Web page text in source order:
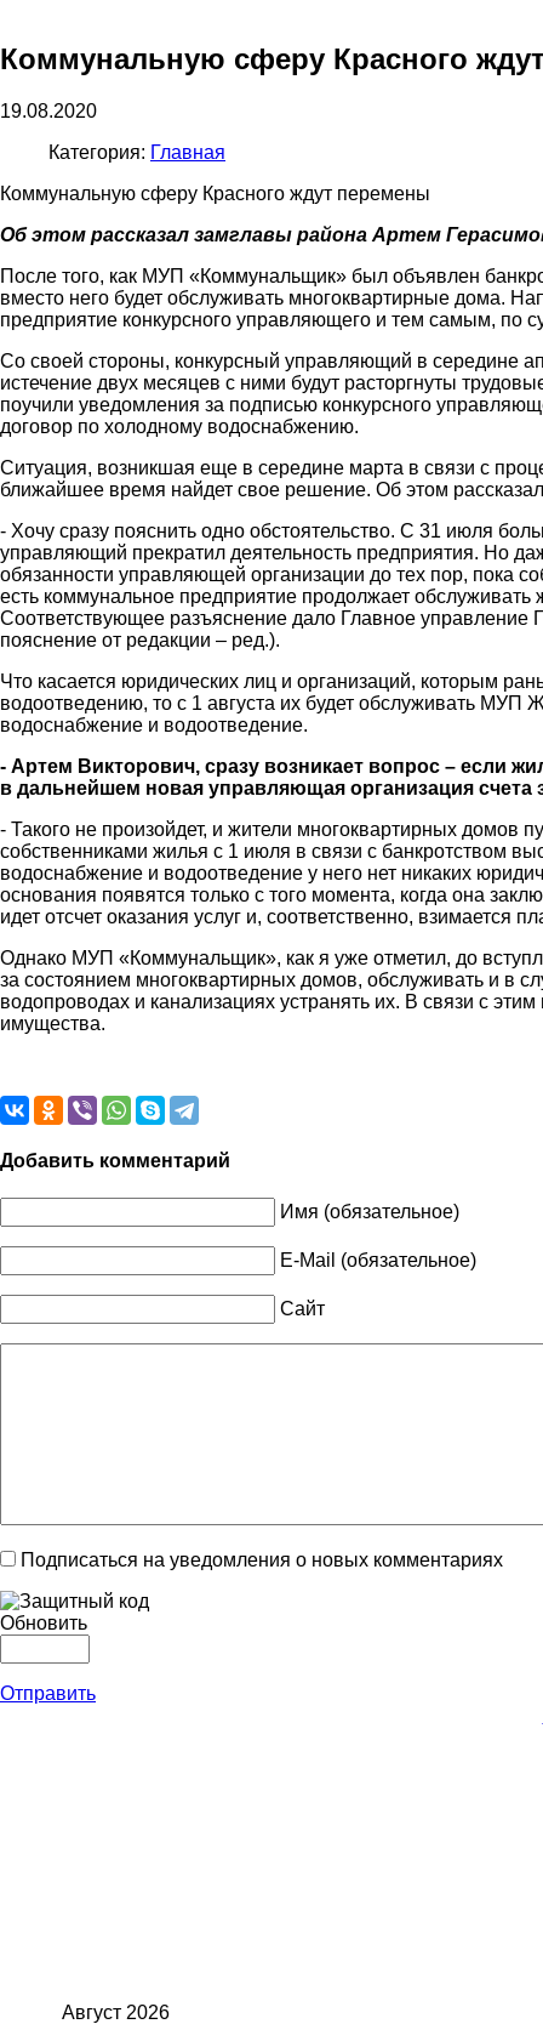
Коммунальную сферу Красного
19.08.2020
Категория: Главная
Коммунальную сферу Красного ждут перемены
Об этом рассказал замглавы района Артем
После того, как МУП «Коммунальщик» был объявлен
вместо него будет обслуживать многоквартирные дома.
предприятие конкурсного управляющего и тем самым, по
Со своей стороны, конкурсный управляющий в середине
истечение двух месяцев с ними будут расторгнуты
поучили уведомления за подписью конкурсного
договор по холодному водоснабжению.
Ситуация, возникшая еще в середине марта в связи с
ближайшее время найдет свое решение. Об этом
- Хочу сразу пояснить одно обстоятельство. С 31 июля
управляющий прекратил деятельность предприятия. Но
обязанности управляющей организации до тех пор, пока
есть коммунальное предприятие продолжает
Соответствующее разъяснение дало Главное управление
пояснение от редакции – ред.).
Что касается юридических лиц и организаций, которым
водоотведению, то с 1 августа их будет обслуживать
водоснабжение и водоотведение.
- Артем Викторович, сразу возникает вопрос – если
в дальнейшем новая управляющая организация
- Такого не произойдет, и жители многоквартирных домов
собственниками жилья с 1 июля в связи с банкротством
водоснабжение и водоотведение у него нет никаких
основания появятся только с того момента, когда она
идет отсчет оказания услуг и, соответственно, взимается
Однако МУП «Коммунальщик», как я уже отметил, до
за состоянием многоквартирных домов, обслуживать и в
водопроводах и канализациях устранять их. В связи с
имущества.
Добавить комментарий
Имя (обязательное)
E-Mail (обязательное)
Сайт
Подписаться на уведомления о новых комментариях
Обновить
Отправить
Август 2026